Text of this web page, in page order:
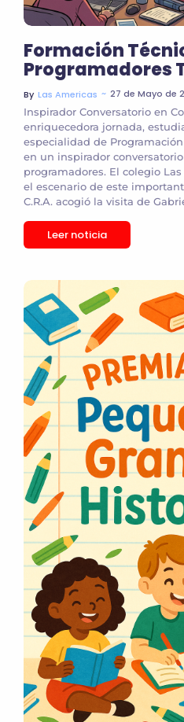
Formación
Programadores
By Las Americas ~ 27 de Mayo de
Inspirador Conversatorio en
enriquecedora jornada,
especialidad de
en un inspirador
programadores. El colegio
el escenario de este
C.R.A. acogió la visita de
Leer noticia